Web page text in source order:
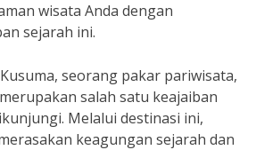
wisata Anda dengan
sejarah ini.
seorang pakar pariwisata,
salah satu keajaiban
Melalui destinasi ini,
keagungan sejarah dan